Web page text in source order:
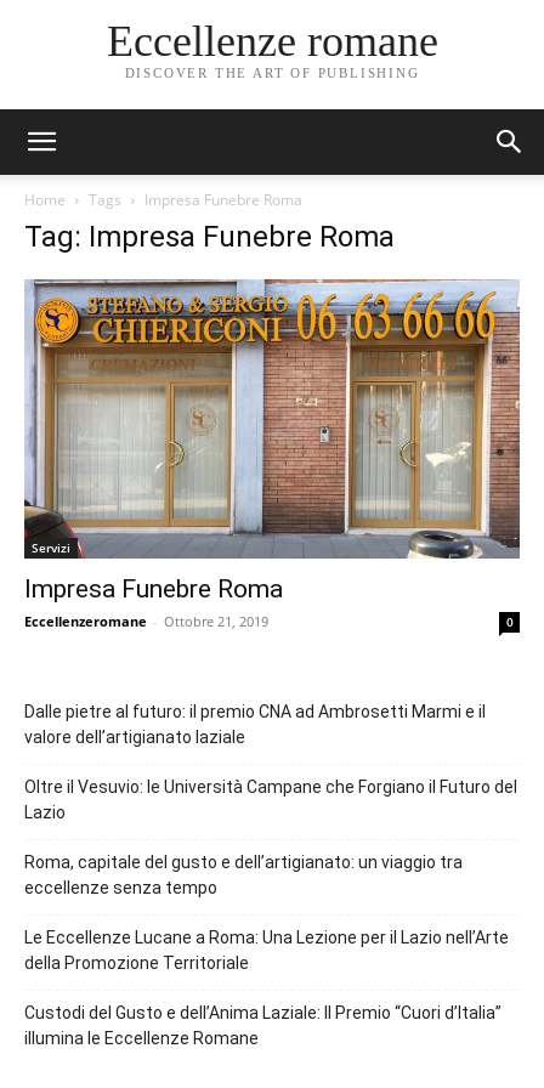
Eccellenze romane
DISCOVER THE ART OF PUBLISHING
Home Tags Impresa Funebre Roma
Tag: Impresa Funebre Roma
Servizi
Impresa Funebre Roma
Eccellenzeromane - Ottobre 21, 2019 0
Dalle pietre al futuro: il premio CNA ad Ambrosetti Marmi e il
valore dell’artigianato laziale
Oltre il Vesuvio: le Università Campane che Forgiano il Futuro del
Lazio
Roma, capitale del gusto e dell’artigianato: un viaggio tra
eccellenze senza tempo
Le Eccellenze Lucane a Roma: Una Lezione per il Lazio nell’Arte
della Promozione Territoriale
Custodi del Gusto e dell’Anima Laziale: Il Premio “Cuori d’Italia”
illumina le Eccellenze Romane